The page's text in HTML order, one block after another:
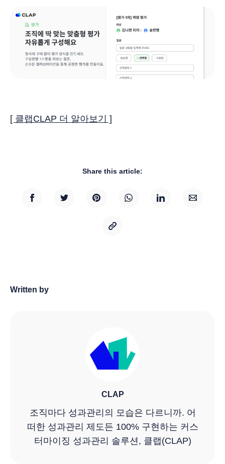
[ 클랩CLAP 더 알아보기 ]
Share this article:
Written by
CLAP
조직마다 성과관리의 모습은 다르니까. 어
떠한 성과관리 제도든 100% 구현하는 커스
터마이징 성과관리 솔루션, 클랩(CLAP)